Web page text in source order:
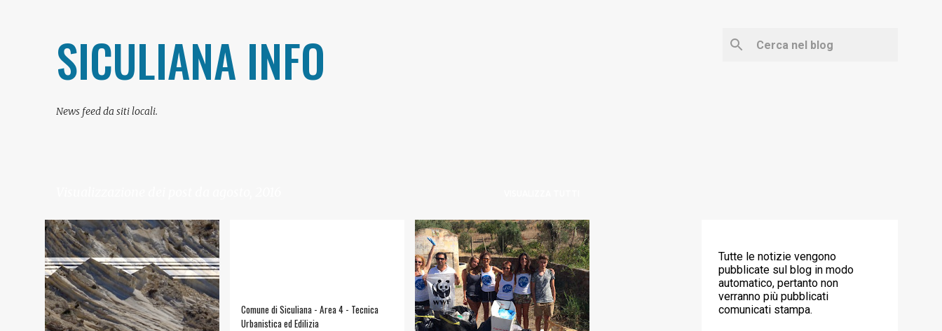
SICULIANA INFO
News feed da siti locali.
P
o
s
t
#ARTE E CULTURA +1
Comune di Siculiana - Area 4 - Tecnica
Urbanistica ed Edilizia
#NATURA E AMBIENTE +
WWF TORRE SALSA
Tutte le notizie vengono
pubblicate sul blog in modo
automatico, pertanto non
verranno più pubblicati
comunicati stampa.